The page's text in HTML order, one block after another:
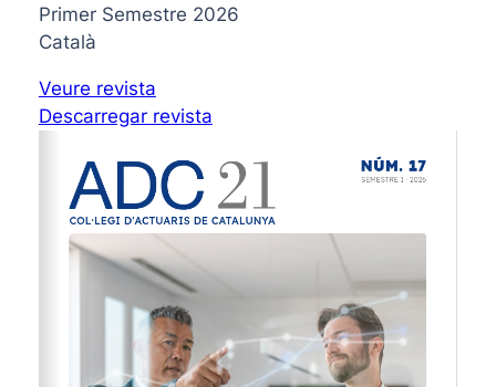
Primer Semestre 2026
Català
Veure revista
Descarregar revista